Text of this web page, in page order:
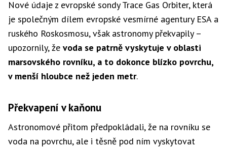
Nové údaje z evropské sondy Trace Gas Orbiter, která
je společným dílem evropské vesmírné agentury ESA a
ruského Roskosmosu, však astronomy překvapily –
upozornily, že voda se patrně vyskytuje v oblasti
marsovského rovníku, a to dokonce blízko povrchu,
v menší hloubce než jeden metr.
Překvapení v kaňonu
Astronomové přitom předpokládali, že na rovníku se
voda na povrchu, ale i těsně pod ním vyskytovat